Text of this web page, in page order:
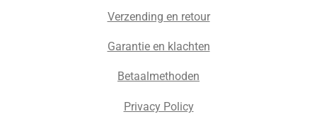
Verzending en retour
Garantie en klachten
Betaalmethoden
Privacy Policy